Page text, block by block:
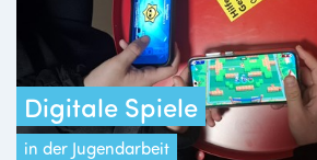
Digitale Spiele
in der Jugendarbeit